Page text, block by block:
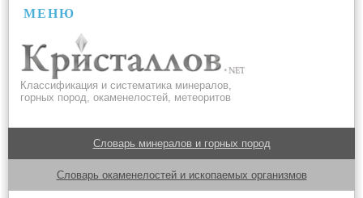
МЕНЮ
Классификация и систематика минералов,
горных пород, окаменелостей, метеоритов
Словарь минералов и горных пород
Словарь окаменелостей и ископаемых организмов